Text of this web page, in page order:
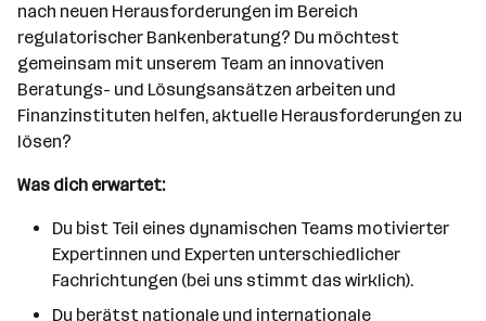
nach neuen Herausforderungen im Bereich
regulatorischer Bankenberatung? Du möchtest
gemeinsam mit unserem Team an innovativen
Beratungs- und Lösungsansätzen arbeiten und
Finanzinstituten helfen, aktuelle Herausforderungen zu
lösen?
Was dich erwartet:
Du bist Teil eines dynamischen Teams motivierter
Expertinnen und Experten unterschiedlicher
Fachrichtungen (bei uns stimmt das wirklich).
Du berätst nationale und internationale